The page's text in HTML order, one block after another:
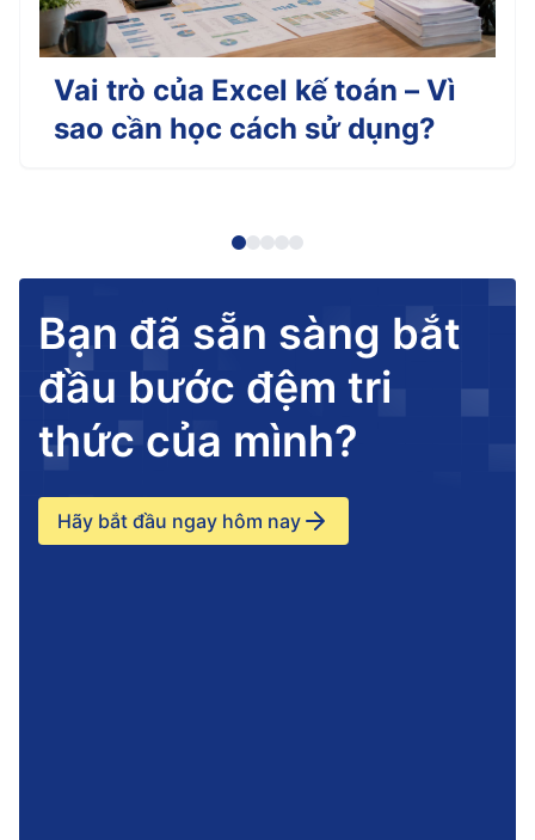
Vai trò của Excel kế toán – Vì
sao cần học cách sử dụng?
Bạn đã sẵn sàng bắt
đầu bước đệm tri
thức của mình?
Hãy bắt đầu ngay hôm nay